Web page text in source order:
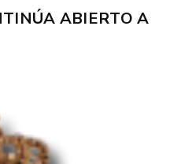
ABIERTO A